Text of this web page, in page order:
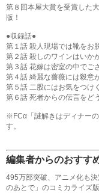
第８回本屋大賞を受賞した
版！
●収録話●
第１話 殺人現場では靴をお
第２話 殺しのワインはいか
第３話 花嫁は密室の中でご
第４話 綺麗な薔薇には殺意
第５話 二股にはお気をつけ
第６話 死者からの伝言をど
※FCα「謎解きはディナー
す。
編集者からのおすす
495万部突破、アニメ化も
のあとで」のコミカライズ版